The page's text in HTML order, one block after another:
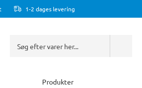
1-2 dages levering
Produkter